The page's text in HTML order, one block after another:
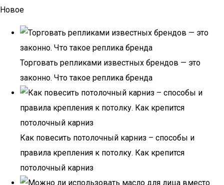
Новое
Торговать репликами известных брендов — это
законно. Что такое реплика бренда
Как повесить потолочный карниз – способы и
правила крепления к потолку. Как крепится
потолочный карниз